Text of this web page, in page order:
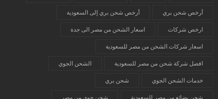
أرخص شحن بري أرخص شحن بري إلى السعودية
ارخص شركات اسعار الشحن من مصر الى جدة
اسعار شركات الشحن من مصر للسعودية
افضل شركة شحن من مصر للسعودية الشحن الجوي
خدمات الشحن الجوي شحن بري